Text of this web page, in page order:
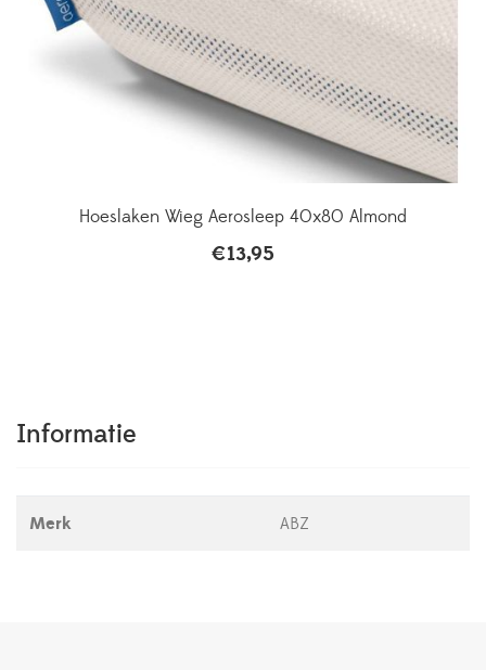
Hoeslaken Wieg Aerosleep 40x80 Almond
€13,95
Informatie
Merk ABZ